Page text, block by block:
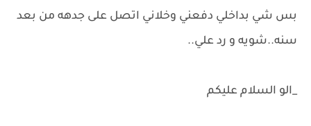
بس شي بداخلي دفعني وخلاني اتصل على جدهه من بعد
سنه..شويه و رد علي..
_الو السلام عليكم